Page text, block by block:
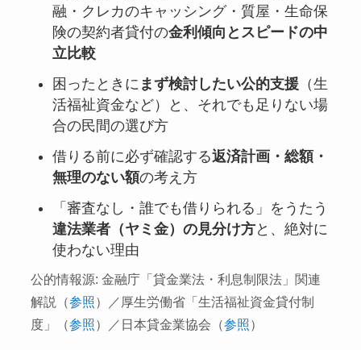
融・クレカのキャッシング・質屋・生命保
険の契約者貸付の金利傾向とスピードの中
立比較
困ったときに まず検討したい公的支援 （生
活福祉資金など）と、それでも足りない場
合の民間の選び方
借りる前に必ず確認する返済計画・総額・
無理のない額の考え方
「審査なし・誰でも借りられる」をうたう
違法業者（ヤミ金）の見分け方と、絶対に
使わない理由
公的情報源: 金融庁「貸金業法・利息制限法」関連
解説（参照）／厚生労働省「生活福祉資金貸付制
度」（参照）／日本貸金業協会（参照）